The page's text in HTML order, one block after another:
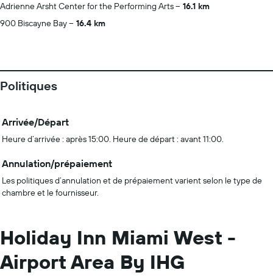
Adrienne Arsht Center for the Performing Arts
16.1 km
900 Biscayne Bay
16.4 km
Politiques
Arrivée/Départ
Heure d’arrivée : après 15:00. Heure de départ : avant 11:00.
Annulation/prépaiement
Les politiques d’annulation et de prépaiement varient selon le type de
chambre et le fournisseur.
Holiday Inn Miami West -
Airport Area By IHG